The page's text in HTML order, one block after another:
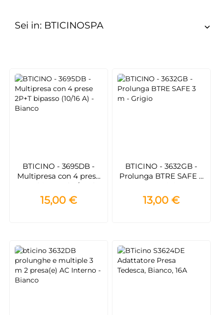
BTICINO - 3695DB -
Multipresa con 4 prese
2P+T bipasso (10/16 A) -
Bianco
15,00 €
BTICINO - 3632GB -
Prolunga BTRE SAFE 3
13,00 €
Sei in: BTICINOSPA